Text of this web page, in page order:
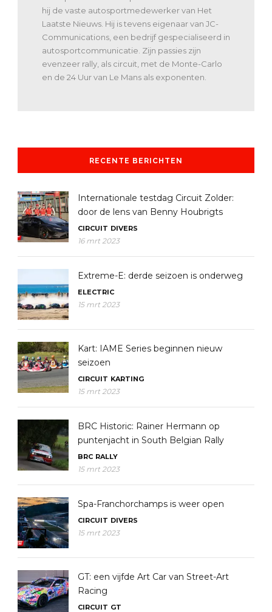
hij de vaste autosportmedewerker van Het
Laatste Nieuws. Hij is tevens eigenaar van JC-
Communications, een bedrijf gespecialiseerd in
autosportcommunicatie. Zijn passies zijn
evenzeer rally, als circuit, met de Monte-Carlo
en de 24 Uur van Le Mans als exponenten.
RECENTE BERICHTEN
Internationale testdag Circuit Zolder:
door de lens van Benny Houbrigts
CIRCUIT DIVERS
16 mrt 2023
Extreme-E: derde seizoen is onderweg
ELECTRIC
15 mrt 2023
Kart: IAME Series beginnen nieuw
seizoen
CIRCUIT KARTING
15 mrt 2023
BRC Historic: Rainer Hermann op
puntenjacht in South Belgian Rally
BRC RALLY
15 mrt 2023
Spa-Franchorchamps is weer open
CIRCUIT DIVERS
15 mrt 2023
GT: een vijfde Art Car van Street-Art
Racing
CIRCUIT GT